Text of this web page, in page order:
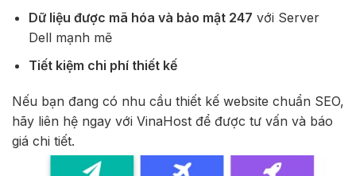
Dữ liệu được mã hóa và bảo mật 247 với Server
Dell mạnh mẽ
Tiết kiệm chi phí thiết kế
Nếu bạn đang có nhu cầu thiết kế website chuẩn SEO,
hãy liên hệ ngay với VinaHost để được tư vấn và báo
giá chi tiết.